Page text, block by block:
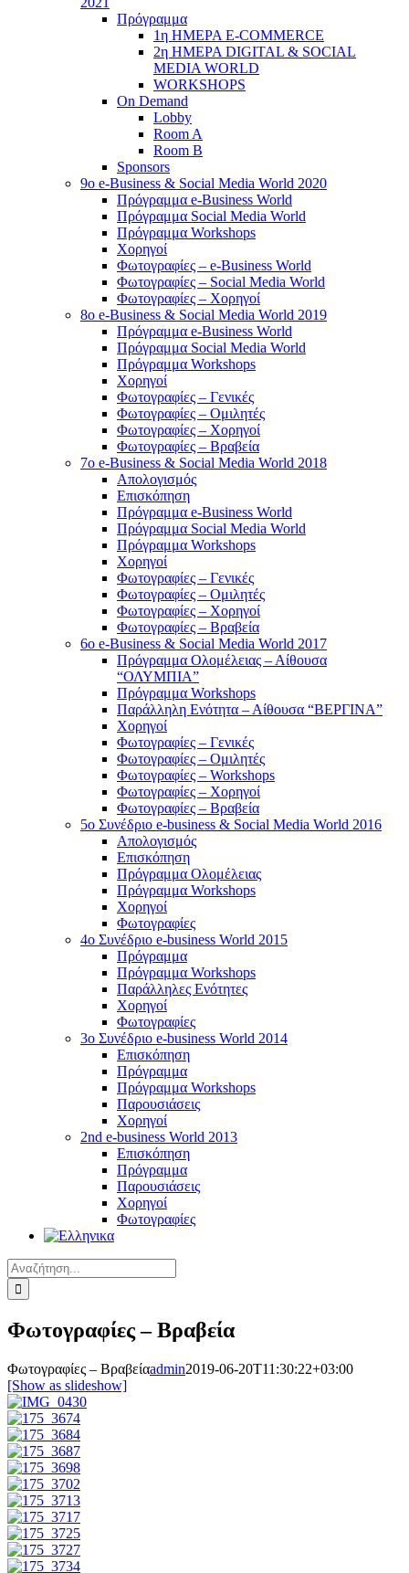
Πρόγραμμα
1η ΗΜΕΡΑ E-COMMERCE
2η ΗΜΕΡΑ DIGITAL & SOCIAL
MEDIA WORLD
WORKSHOPS
On Demand
Lobby
Room A
Room B
Sponsors
9o e-Business & Social Media World 2020
Πρόγραμμα e-Business World
Πρόγραμμα Social Media World
Πρόγραμμα Workshops
Χορηγοί
Φωτογραφίες – e-Business World
Φωτογραφίες – Social Media World
Φωτογραφίες – Χορηγοί
8o e-Business & Social Media World 2019
Πρόγραμμα e-Business World
Πρόγραμμα Social Media World
Πρόγραμμα Workshops
Χορηγοί
Φωτογραφίες – Γενικές
Φωτογραφίες – Ομιλητές
Φωτογραφίες – Χορηγοί
Φωτογραφίες – Βραβεία
7o e-Business & Social Media World 2018
Απολογισμός
Επισκόπηση
Πρόγραμμα e-Business World
Πρόγραμμα Social Media World
Πρόγραμμα Workshops
Χορηγοί
Φωτογραφίες – Γενικές
Φωτογραφίες – Ομιλητές
Φωτογραφίες – Χορηγοί
Φωτογραφίες – Βραβεία
6o e-Business & Social Media World 2017
Πρόγραμμα Ολομέλειας – Αίθουσα
“ΟΛΥΜΠΙΑ”
Πρόγραμμα Workshops
Παράλληλη Ενότητα – Αίθουσα “ΒΕΡΓΙΝΑ”
Χορηγοί
Φωτογραφίες – Γενικές
Φωτογραφίες – Ομιλητές
Φωτογραφίες – Workshops
Φωτογραφίες – Χορηγοί
Φωτογραφίες – Βραβεία
5o Συνέδριο e-business & Social Media World 2016
Απολογισμός
Επισκόπηση
Πρόγραμμα Ολομέλειας
Πρόγραμμα Workshops
Χορηγοί
Φωτογραφίες
4o Συνέδριο e-business World 2015
Πρόγραμμα
Πρόγραμμα Workshops
Παράλληλες Ενότητες
Χορηγοί
Φωτογραφίες
3ο Συνέδριο e-business World 2014
Επισκόπηση
Πρόγραμμα
Πρόγραμμα Workshops
Παρουσιάσεις
Χορηγοί
2nd e-business World 2013
Επισκόπηση
Πρόγραμμα
Παρουσιάσεις
Χορηγοί
Φωτογραφίες
Αναζήτηση
για:
Φωτογραφίες – Βραβεία
Φωτογραφίες – Βραβείαadmin2019-06-20T11:30:22+03:00
[Show as slideshow]